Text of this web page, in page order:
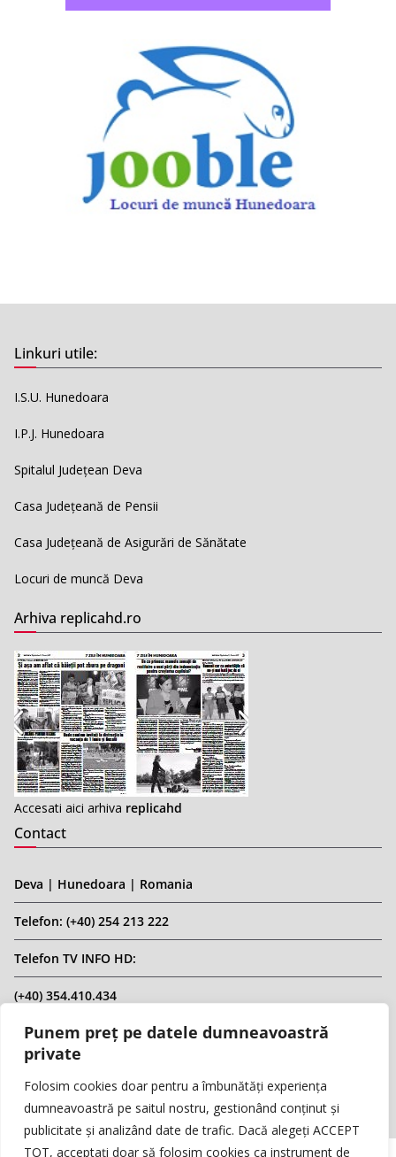
Punem preț pe datele dumneavoastră
private
Folosim cookies doar pentru a îmbunătăți experiența
dumneavoastră pe saitul nostru, gestionând conținut și
publicitate și analizând date de trafic. Dacă alegeți ACCEPT
TOT, acceptați doar să folosim cookies ca instrument de
Linkuri utile:
I.S.U. Hunedoara
I.P.J. Hunedoara
Spitalul Județean Deva
Casa Județeană de Pensii
Casa Județeană de Asigurări de Sănătate
Locuri de muncă Deva
Arhiva replicahd.ro
Accesati aici arhiva replicahd
Contact
Deva | Hunedoara | Romania
Telefon: (+40) 254 213 222
Telefon TV INFO HD:
(+40) 354.410.434
Email: infohd20@gmail.com
Website: www.replicahd.ro